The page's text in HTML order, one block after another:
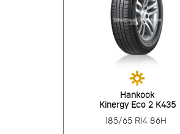
Hankook
Kinergy Eco 2 K435
185/65 R14 86H